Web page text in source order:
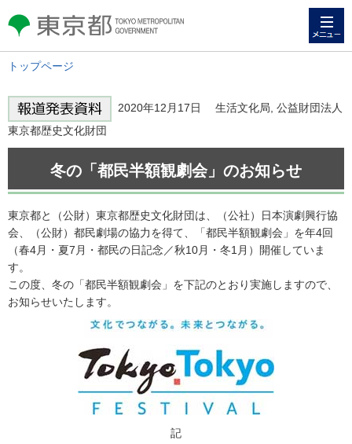
東京都 TOKYO METROPOLITAN
GOVERNMENT
トップページ
2020年12月17日 生活文化局, 公益財団法人
東京都歴史文化財団
冬の「都民半額観劇会」のお知らせ
東京都と（公財）東京都歴史文化財団は、（公社）日本演劇興行協
会、（公財）都民劇場の協力を得て、「都民半額観劇会」を年4回
（春4月・夏7月・都民の日記念／秋10月・冬1月）開催していま
す。
この度、冬の「都民半額観劇会」を下記のとおり実施しますので、
お知らせいたします。
記